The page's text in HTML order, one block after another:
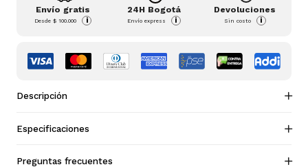
Envío gratis
Desde$ 100.000 i
24H Bogotá
Envío express i
Devoluciones
Sin costo i
Descripción
Especificaciones
Preguntas frecuentes